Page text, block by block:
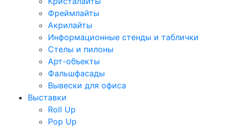
Фреймлайты
Акрилайты
Информационные стенды и таблички
Стелы и пилоны
Арт-объекты
Фальшфасады
Вывески для офиса
Выставки
Roll Up
Pop Up